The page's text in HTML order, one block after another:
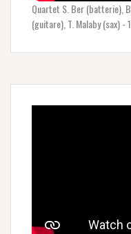
Quartet S. Ber (batterie),
(guitare), T. Malaby (sax) -